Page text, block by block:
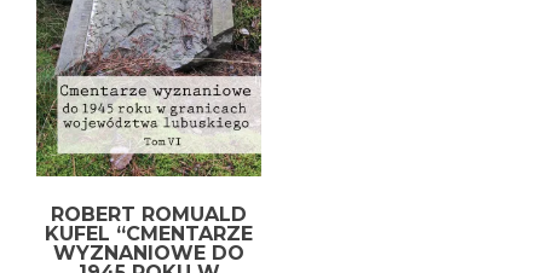
ROBERT ROMUALD
KUFEL “CMENTARZE
WYZNANIOWE DO